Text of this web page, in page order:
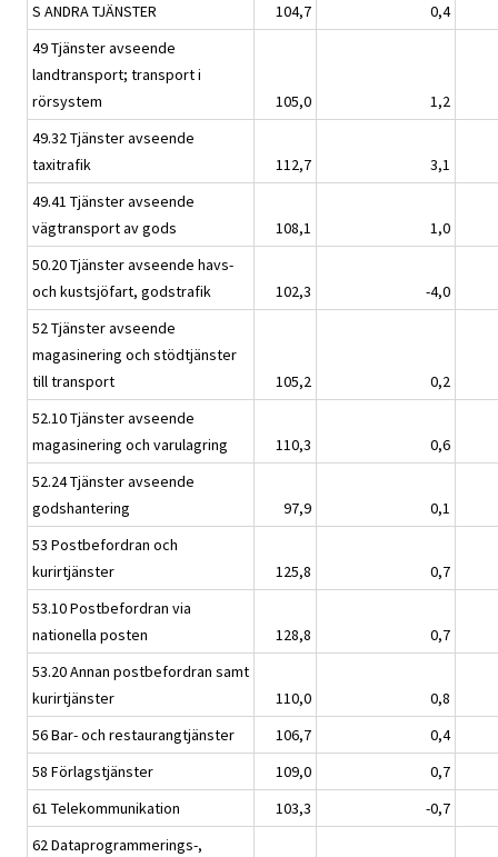
S ANDRA TJÄNSTER
104,7
0,4
49 Tjänster avseende
landtransport; transport i
rörsystem
105,0
1,2
49.32 Tjänster avseende
taxitrafik
112,7
3,1
49.41 Tjänster avseende
vägtransport av gods
108,1
1,0
50.20 Tjänster avseende havs-
och kustsjöfart, godstrafik
102,3
-4,0
52 Tjänster avseende
magasinering och stödtjänster
till transport
105,2
0,2
52.10 Tjänster avseende
magasinering och varulagring
110,3
0,6
52.24 Tjänster avseende
godshantering
97,9
0,1
53 Postbefordran och
kurirtjänster
125,8
0,7
53.10 Postbefordran via
nationella posten
128,8
0,7
53.20 Annan postbefordran samt
kurirtjänster
110,0
0,8
56 Bar- och restaurangtjänster
106,7
0,4
58 Förlagstjänster
109,0
0,7
61 Telekommunikation
103,3
-0,7
62 Dataprogrammerings-,